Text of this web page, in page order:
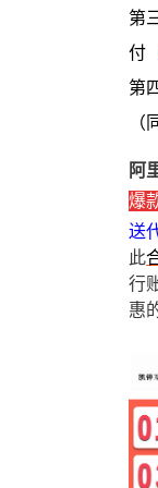
第
付
第
（
阿
爆
送
此
行
惠